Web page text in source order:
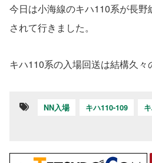
今日は小海線のキハ110系が長
されて行きました。
キハ110系の入場回送は結構久々
NN入場 キハ110-109